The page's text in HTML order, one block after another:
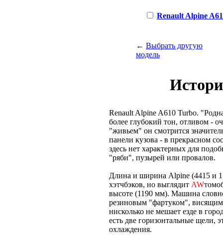
Renault Alpine
← Выбрать другую
модель
Renault Alpine A610 Turbo.
более глубокий тон, отливом -
"живьем" он смотрится
панели кузова - в прекрасном
здесь нет характерных для
"ряби", пузырей или провалов.
Длина и ширина Alpine (4415 и
хэтчбэков, но выглядит AW
высоте (1190 мм). Машина
резиновым "фартуком",
нисколько не мешает езде в
есть две горизонтальные щели,
охлаждения.